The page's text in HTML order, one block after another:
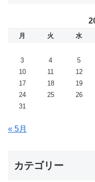
月 火 水
3
4 5
10
11 12
17
18 19
24
25 26
31
« 5月
カテゴリー